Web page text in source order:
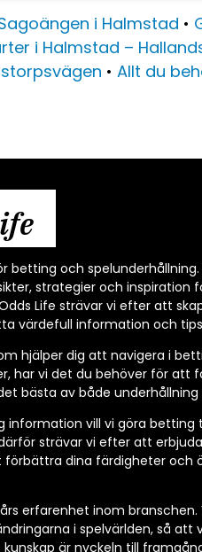
i Halmstad •
i Halmstad –
• Allt du
betting och spelunderhållning.
strategier och inspiration
Life strävar vi efter att
värdefull information och
hjälper dig att navigera i
har vi det du behöver för att
bästa av både underhållning
vill vi göra betting
strävar vi efter att
dina färdigheter och
erfarenhet inom branschen.
i spelvärlden, så att
är nyckeln till